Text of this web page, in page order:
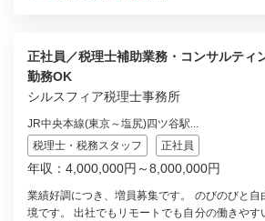
正社員／税理士補助業務・コンサルティ
勤務OK
シルスフィア税理士事務所
JR中央本線(東京～塩尻)四ツ谷駅...
税理士・税務スタッフ
正社員
年収：4,000,000円～8,000,000円
業績好調につき、増員募集です。 のびのびと自
境です。 出社でもリモートでも自分の働きやす